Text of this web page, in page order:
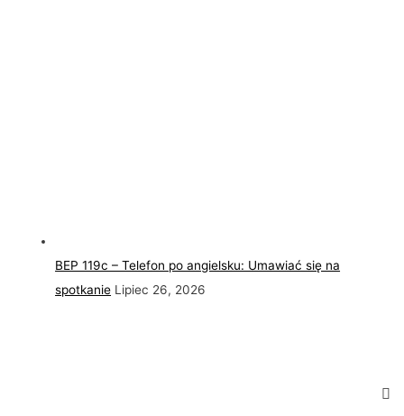
BEP 119c – Telefon po angielsku: Umawiać się na
spotkanie Lipiec 26, 2026